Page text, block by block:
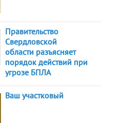
Правительство
Свердловской
области разъясняет
порядок действий при
угрозе БПЛА
Ваш участковый